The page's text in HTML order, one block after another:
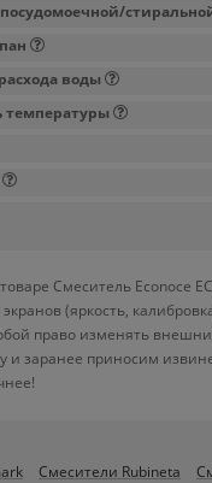
воды
температуры
Смеситель Econoce
(яркость,
право изменять
и заранее приносим
Смесители Rubineta